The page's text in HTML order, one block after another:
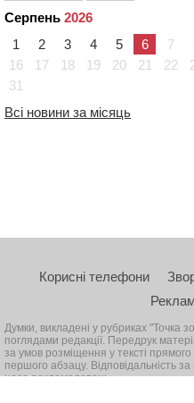
Серпень 2026
1
2 3 4 5 6 7
16
17 18 19 20 21 22
31
Всі новини за місяць
Корисні телефони
Думки, викладені у рубриках "Точка
поглядами редакції. Передрук
за умов розміщення у тексті
першого абзацу. Відповідальність
несе рекламодавець